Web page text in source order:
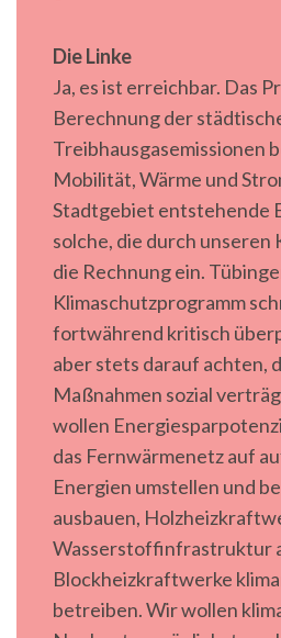
Die Linke
Ja, es ist erreichbar. Das
Berechnung der
Treibhausgasemissionen
Mobilität, Wärme und
Stadtgebiet entstehende
solche, die durch unseren
die Rechnung ein.
Klimaschutzprogramm
fortwährend kritisch
aber stets darauf achten,
Maßnahmen sozial
wollen
das Fernwärmenetz auf
Energien umstellen und
ausbauen,
Wasserstoffinfrastruktur
Blockheizkraftwerke
betreiben. Wir wollen